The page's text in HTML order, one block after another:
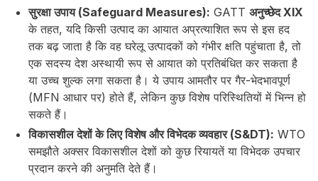
सुरक्षा उपाय (Safeguard Measures): GATT अनुच्छेद XIX
के तहत, यदि किसी उत्पाद का आयात अप्रत्याशित रूप से इस हद
तक बढ़ जाता है कि वह घरेलू उत्पादकों को गंभीर क्षति पहुंचाता है, तो
एक सदस्य देश अस्थायी रूप से आयात को प्रतिबंधित कर सकता है
या उच्च शुल्क लगा सकता है। ये उपाय आमतौर पर गैर-भेदभावपूर्ण
(MFN आधार पर) होते हैं, लेकिन कुछ विशेष परिस्थितियों में भिन्न हो
सकते हैं।
विकासशील देशों के लिए विशेष और विभेदक व्यवहार (S&DT): WTO
समझौते अक्सर विकासशील देशों को कुछ रियायतें या विभेदक उपचार
प्रदान करने की अनुमति देते हैं।